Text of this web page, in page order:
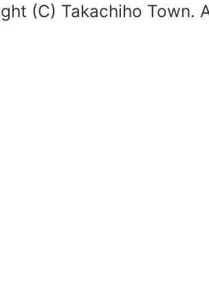
(C) Takachiho Town.